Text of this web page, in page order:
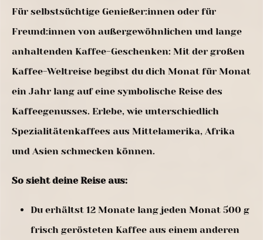
Für selbstsüchtige Genießer:innen oder für
Freund:innen von außergewöhnlichen und lange
anhaltenden Kaffee-Geschenken: Mit der großen
Kaffee-Weltreise begibst du dich Monat für Monat
ein Jahr lang auf eine symbolische Reise des
Kaffeegenusses. Erlebe, wie unterschiedlich
Spezialitätenkaffees aus Mittelamerika, Afrika
und Asien schmecken können.
So sieht deine Reise aus:
Du erhältst 12 Monate lang jeden Monat 500 g
frisch gerösteten Kaffee aus einem anderen